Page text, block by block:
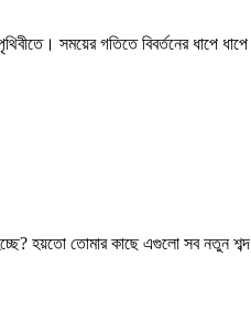
সময়ের গতিতে বিবর্তনের ধাপে
হচ্ছে? হয়তো তোমার কাছে এগুলো সব